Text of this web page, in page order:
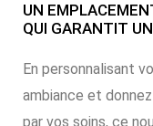
UN
QUI GARANTIT
En personnalisant
ambiance et
par vos soins, ce